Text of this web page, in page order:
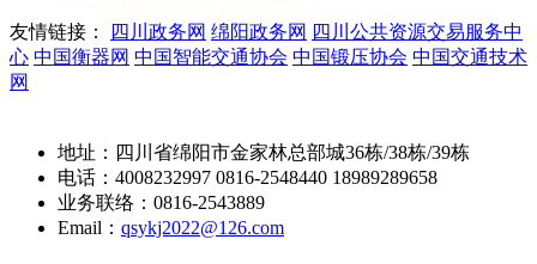
友情链接： 四川政务网 绵阳政务网 四川公共资源交易服务中
心 中国衡器网 中国智能交通协会 中国锻压协会 中国交通技术
网
地址：四川省绵阳市金家林总部城36栋/38栋/39栋
电话：4008232997 0816-2548440 18989289658
业务联络：0816-2543889
Email： qsykj2022@126.com